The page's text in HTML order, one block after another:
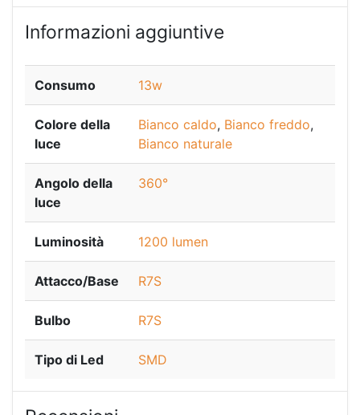
Informazioni aggiuntive
Consumo 13w
Colore della
luce
Bianco caldo, Bianco freddo,
Bianco naturale
Angolo della
luce
360°
Luminosità 1200 lumen
Attacco/Base R7S
Bulbo R7S
Tipo di Led SMD